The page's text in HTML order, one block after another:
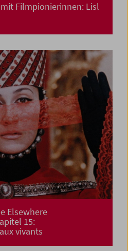
Filmpionierinnen: Lisl
Elsewhere
15:
vivants